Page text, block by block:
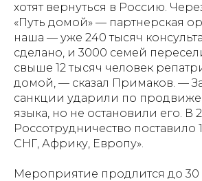
хотят вернуться в Россию.
«Путь домой» — партнерская
наша — уже 240 тысяч
сделано, и 3000 семей
свыше 12 тысяч человек
домой, — сказал Примаков. —
санкции ударили по
языка, но не остановили его. В
Россотрудничество поставило
СНГ, Африку, Европу».
Мероприятие продлится до 30